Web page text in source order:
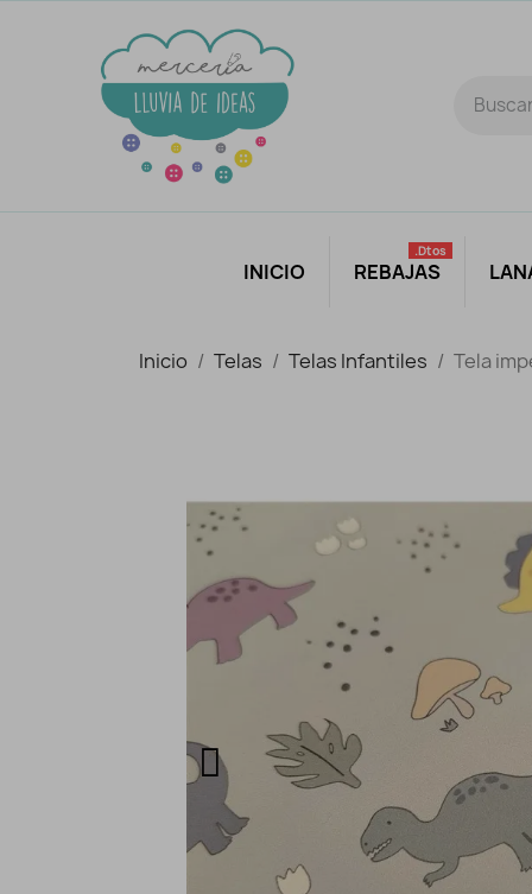
INICIO REBAJAS
.dtos
Inicio Telas Telas Infantiles Tela